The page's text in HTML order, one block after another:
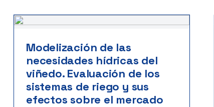
Modelización de las
necesidades hídricas del
viñedo. Evaluación de los
sistemas de riego y sus
efectos sobre el mercado